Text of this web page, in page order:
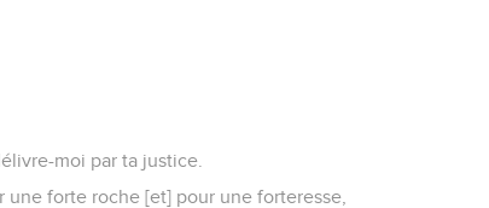
moi par ta justice.
forte roche [et] pour une forteresse,